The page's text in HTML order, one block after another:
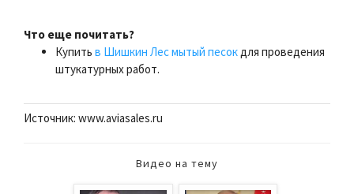
Что еще почитать?
Купить в Шишкин Лес мытый песокдля проведения
штукатурных работ.
Источник: www.aviasales.ru
Видео на тему